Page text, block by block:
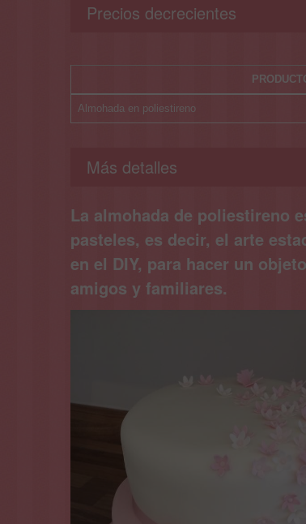
Precios decrecientes
Almohada en poliestireno
Más detalles
La almohada de poliestireno
pasteles, es decir, el arte
en el DIY, para hacer un
amigos y familiares.